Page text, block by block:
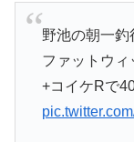
野池の朝一釣
ファットウ
+コイケRで